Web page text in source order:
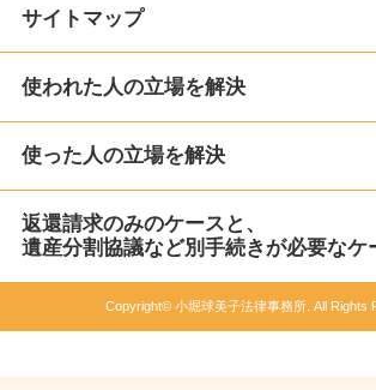
サイトマップ
使われた人の立場を解決
使った人の立場を解決
返還請求のみのケースと、
遺産分割協議など別手続きが必要なケ
Copyright© 小堀球美子法律事務所. All Rights